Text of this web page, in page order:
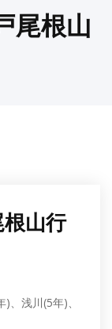
尾根山
山行
、浅川(5年)、